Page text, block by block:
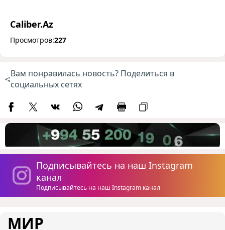
Caliber.Az
Просмотров:227
Вам понравилась новость? Поделиться в
социальных сетях
Подписывайтесь на наш Instagram
канал
Подписывайтесь на наш Instagram канал
МИР